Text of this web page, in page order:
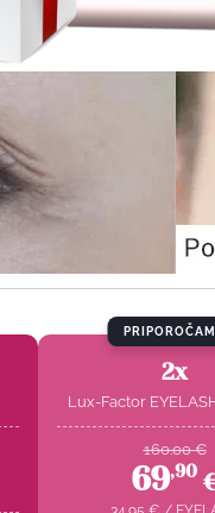
2x
Lux-Factor
160.00 €
69,90